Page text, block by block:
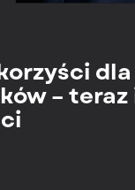
– teraz